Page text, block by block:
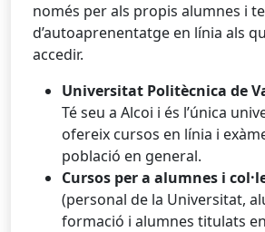
només per als propis alumnes i
d’autoaprenentatge en línia als
accedir.
Universitat Politècnica de
Té seu a Alcoi i és l’única
ofereix cursos en línia i
població en general.
Cursos per a alumnes i
(personal de la Universitat,
formació i alumnes titulats